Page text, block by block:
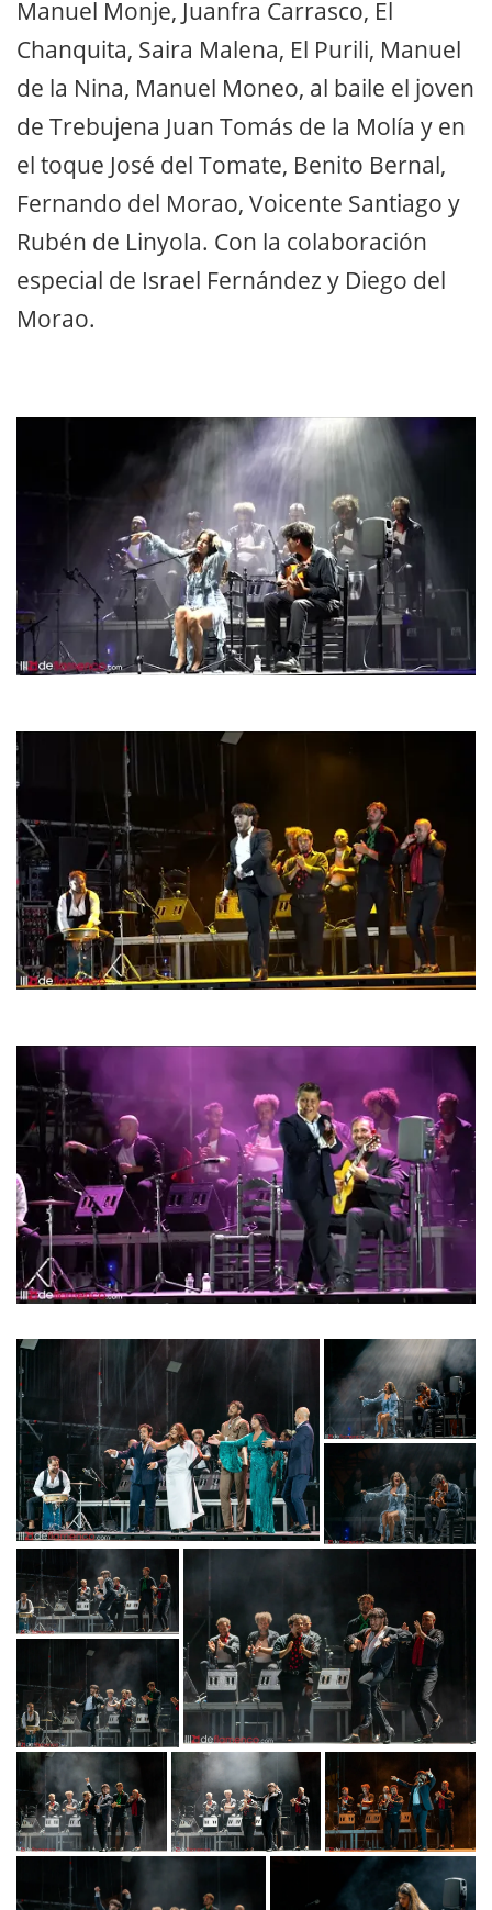
Manuel Monje, Juanfra Carrasco, El
Chanquita, Saira Malena, El Purili, Manuel
de la Nina, Manuel Moneo, al baile el joven
de Trebujena Juan Tomás de la Molía y en
el toque José del Tomate, Benito Bernal,
Fernando del Morao, Voicente Santiago y
Rubén de Linyola. Con la colaboración
especial de Israel Fernández y Diego del
Morao.